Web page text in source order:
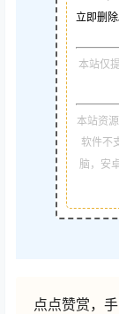
立即删
本站仅
本站资
软件不
脑，安
点点赞赏，